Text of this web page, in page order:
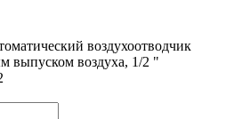
воздухоотводчик
выпуском воздуха, 1/2 "